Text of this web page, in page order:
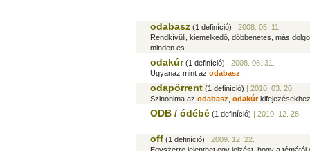
odabasz (1 definíció) | 2008. 05. 11.
Rendkívüli, kiemelkedő, döbbenetes, más
minden es...
odakúr(1 definíció) | 2008. 08. 31.
Ugyanaz mint az odabasz
odapörrent (1 definíció) | 2010. 03. 20.
Szinonima az odabasz odakúr
ODB / ódébé (1 definíció) | 2010. 12. 28.
off (1 definíció) | 2009. 12. 22.